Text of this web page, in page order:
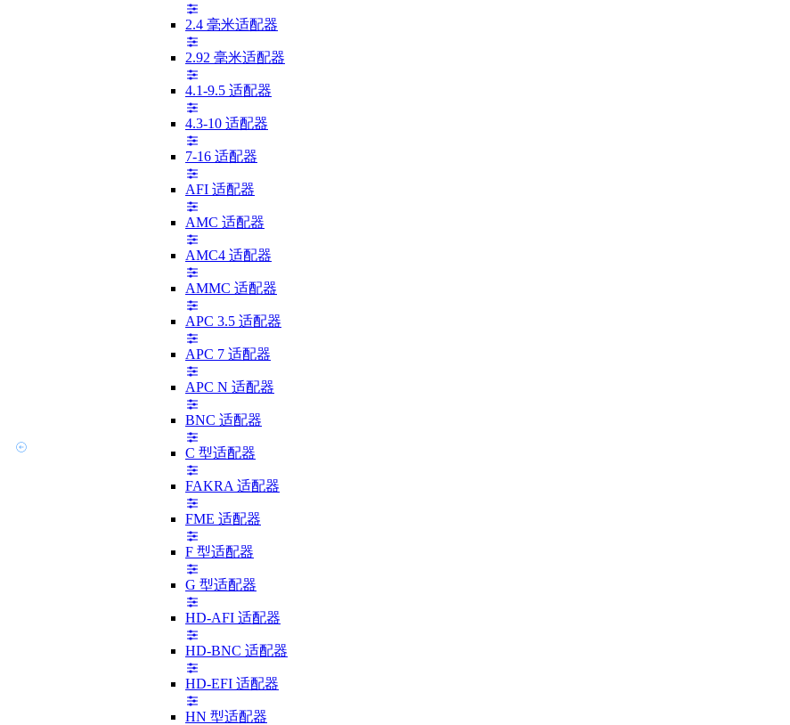
2.4 毫米适配器
2.92 毫米适配器
4.1-9.5 适配器
4.3-10 适配器
7-16 适配器
AFI 适配器
AMC 适配器
AMC4 适配器
AMMC 适配器
APC 3.5 适配器
APC 7 适配器
APC N 适配器
BNC 适配器
C 型适配器
FAKRA 适配器
FME 适配器
F 型适配器
G 型适配器
HD-AFI 适配器
HD-BNC 适配器
HD-EFI 适配器
HN 型适配器